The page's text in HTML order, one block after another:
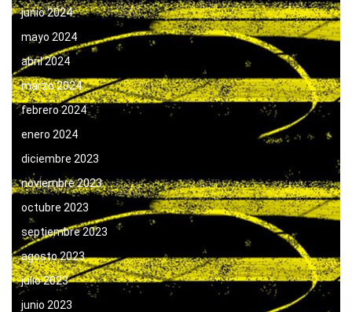
junio 2024
mayo 2024
abril 2024
marzo 2024
febrero 2024
enero 2024
diciembre 2023
noviembre 2023
octubre 2023
septiembre 2023
agosto 2023
julio 2023
junio 2023